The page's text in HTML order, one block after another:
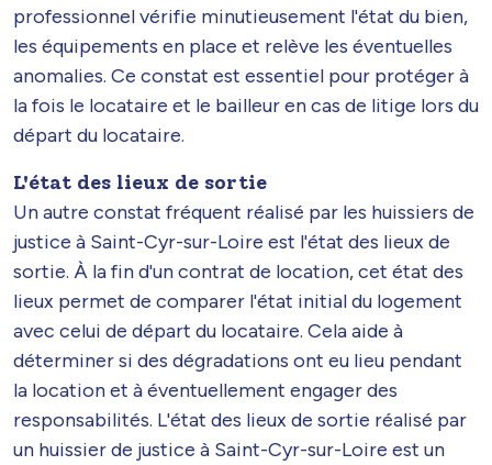
professionnel vérifie minutieusement l'état du bien,
les équipements en place et relève les éventuelles
anomalies. Ce constat est essentiel pour protéger à
la fois le locataire et le bailleur en cas de litige lors du
départ du locataire.
L'état des lieux de sortie
Un autre constat fréquent réalisé par les huissiers de
justice à Saint-Cyr-sur-Loire est l'état des lieux de
sortie. À la fin d'un contrat de location, cet état des
lieux permet de comparer l'état initial du logement
avec celui de départ du locataire. Cela aide à
déterminer si des dégradations ont eu lieu pendant
la location et à éventuellement engager des
responsabilités. L'état des lieux de sortie réalisé par
un huissier de justice à Saint-Cyr-sur-Loire est un